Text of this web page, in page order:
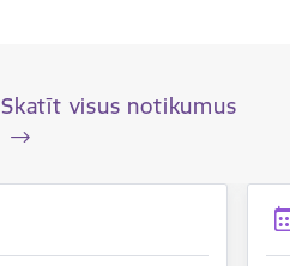
Skatīt visus notikumus